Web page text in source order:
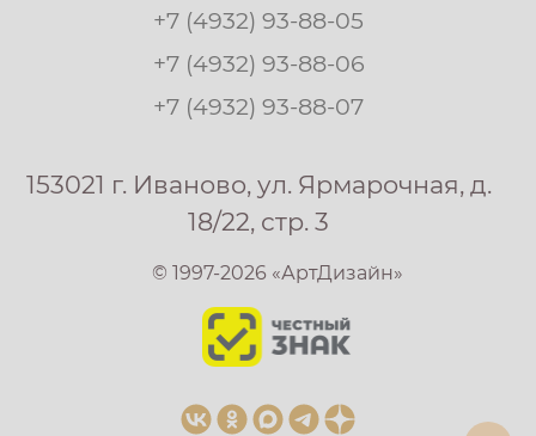
+7 (4932) 93-88-05
+7 (4932) 93-88-06
+7 (4932) 93-88-07
153021 г. Иваново, ул. Ярмарочная, д.
18/22, стр. 3
© 1997-2026 «АртДизайн»